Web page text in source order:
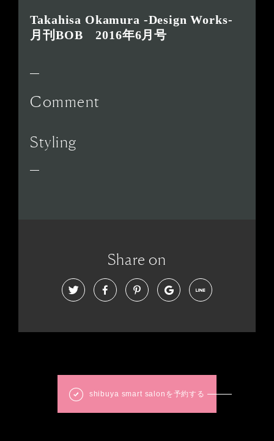
Takahisa Okamura -Design Works-
月刊BOB 2016年6月号
Comment
Styling
Share on
shibuya smart salonを予約する